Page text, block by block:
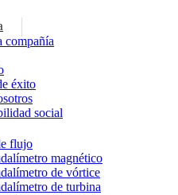
compañía
éxito
social
flujo
magnético
de vórtice
de turbina